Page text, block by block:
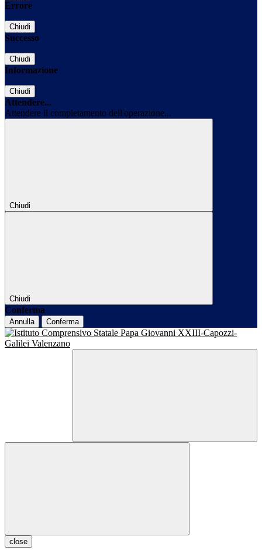
Errore
Chiudi
Successo
Chiudi
Informazione
Chiudi
Attendere...
Attendere il completamento dell'operazione...
Chiudi
Chiudi
Conferma
Annulla Conferma
close